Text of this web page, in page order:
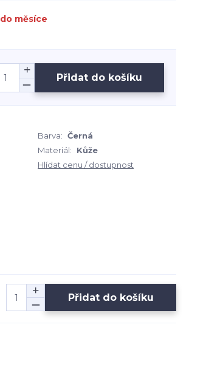
do měsíce
Přidat do košíku
Barva: Černá
Materiál:
Kůže
Hlídat cenu / dostupnost
Přidat do košíku